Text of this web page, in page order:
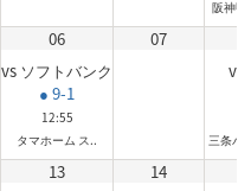
阪神甲
06
vs ソフトバンク
● 9-1
12:55
タマホーム ス..
07
vs
三条パ
13
14